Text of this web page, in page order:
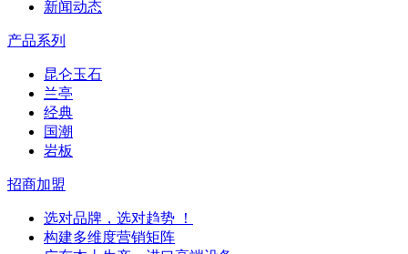
新闻动态
产品系列
昆仑玉石
兰亭
经典
国潮
岩板
招商加盟
选对品牌，选对趋势 ！
构建多维度营销矩阵